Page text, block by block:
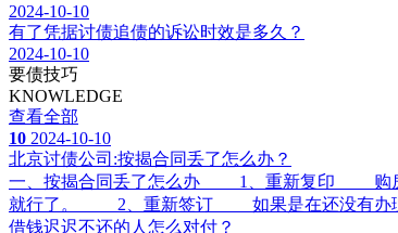
2024-10-10
有了凭据讨债追债的诉讼时效是多久？
2024-10-10
要债技巧
KNOWLEDGE
查看全部
10 2024-10-10
北京讨债公司:按揭合同丢了怎么办？
一、按揭合同丢了怎么办 1、重新复印 购房贷
就行了。 2、重新签订 如果是在还没有办理银
借钱迟迟不还的人怎么对付？